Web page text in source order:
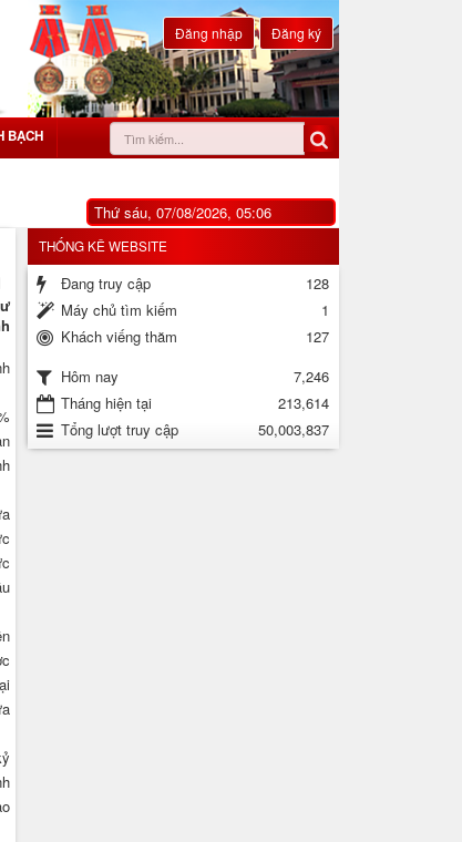
Đăng nhập Đăng ký
BẠCH
Thứ sáu, 07/08/2026, 05:06
THỐNG KÊ WEBSITE
Đang truy cập
128
Máy chủ tìm kiếm
1
Khách viếng thăm
127
Hôm nay
7,246
Tháng hiện tại
213,614
Tổng lượt truy cập
50,003,837